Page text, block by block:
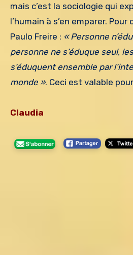
mais c’est la sociologie qui
l’humain à s’en emparer.
Paulo Freire : « Personne
personne ne s’éduque seul,
s’éduquent ensemble par
monde ». Ceci est valable
Claudia